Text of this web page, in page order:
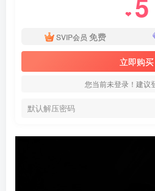
❤
SVIP会员 免费
立即购买
您当前未登录！建议
默认解压密码